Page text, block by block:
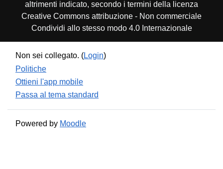
altrimenti indicato, secondo i termini della licenza
Creative Commons attribuzione - Non commerciale
Condividi allo stesso modo 4.0 Internazionale
Non sei collegato. (Login)
Politiche
Ottieni l'app mobile
Passa al tema standard
Powered by Moodle